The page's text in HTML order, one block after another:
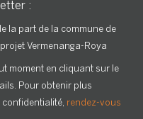
:
la part de la commune de
Vermenanga-Roya
moment en cliquant sur le
Pour obtenir plus
rendez-vous